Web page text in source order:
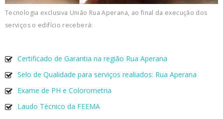
Tecnologia exclusiva União Rua Aperana, ao final da execução dos
serviços o edifício receberá:
Certificado de Garantia na região Rua Aperana
Selo de Qualidade para serviços realiados: Rua Aperana
Exame de PH e Colorometria
Laudo Técnico da FEEMA